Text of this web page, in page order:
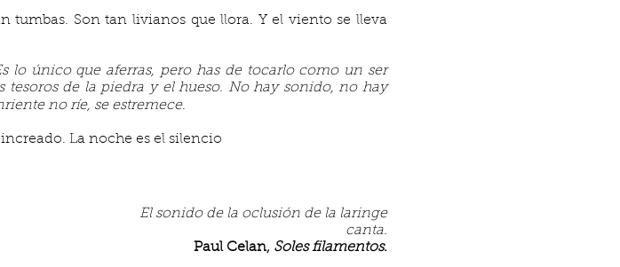
tumbas. Son tan livianos que llora. Y el viento se lleva
lo único que aferras, pero has de tocarlo como un ser
de la piedra y el hueso. No hay sonido, no hay
no ríe, se estremece.
La noche es el silencio
El sonido de la oclusión de la laringe
canta.
Paul Celan, Soles filamentos.